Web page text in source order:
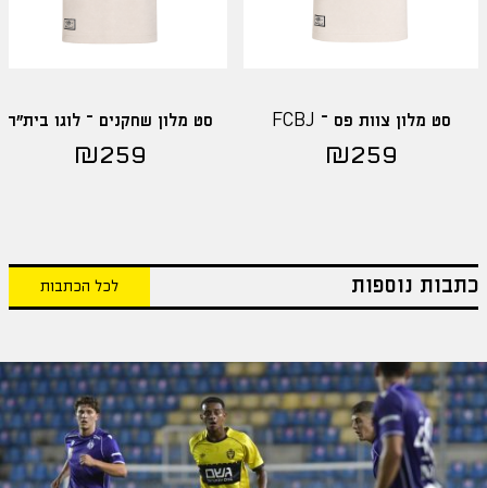
סט מלון צוות פס – FCBJ
₪259
סט מלון שחקנים – לוגו בית"ר
₪259
כתבות נוספות לכל הכתבות